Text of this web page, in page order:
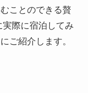
ことのできる贅
際に宿泊してみ
ご紹介します。